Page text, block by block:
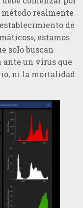
realmente
de
estamos
solo buscan
ante un virus que
ni la mortalidad